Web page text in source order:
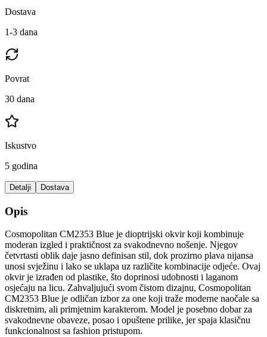
Dostava
1-3 dana
Povrat
30 dana
Iskustvo
5 godina
Detalji Dostava
Opis
Cosmopolitan CM2353 Blue je dioptrijski okvir koji kombinuje
moderan izgled i praktičnost za svakodnevno nošenje. Njegov
četvrtasti oblik daje jasno definisan stil, dok prozirno plava nijansa
unosi svježinu i lako se uklapa uz različite kombinacije odjeće. Ovaj
okvir je izrađen od plastike, što doprinosi udobnosti i laganom
osjećaju na licu. Zahvaljujući svom čistom dizajnu, Cosmopolitan
CM2353 Blue je odličan izbor za one koji traže moderne naočale sa
diskretnim, ali primjetnim karakterom. Model je posebno dobar za
svakodnevne obaveze, posao i opuštene prilike, jer spaja klasičnu
funkcionalnost sa fashion pristupom.